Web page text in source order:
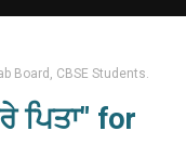
Board, CBSE Students.
ਪਿਤਾ" for